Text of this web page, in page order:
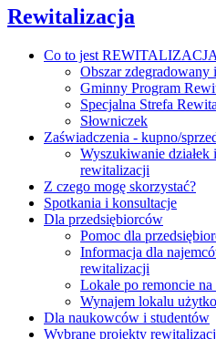
Rewitalizacja
Co to jest
Obszar zdegradowany
Gminny Program
Specjalna Strefa
Słowniczek
Zaświadczenia - kupno/
Wyszukiwanie działek
rewitalizacji
Z czego mogę skorzystać?
Spotkania i konsultacje
Dla przedsiębiorców
Pomoc dla
Informacja dla
rewitalizacji
Lokale po remoncie
Wynajem lokalu
Dla naukowców i studentów
Wybrane projekty